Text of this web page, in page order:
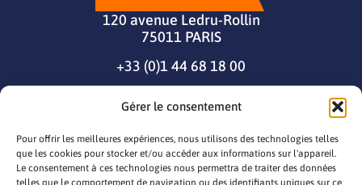
Gérer le consentement
Pour offrir les meilleures expériences, nous utilisons des technologies telles
que les cookies pour stocker et/ou accéder aux informations sur l'appareil.
Le consentement à ces technologies nous permettra de traiter des données
telles que le comportement de navigation ou des identifiants uniques sur ce
120 avenue Ledru-Rollin
75011 PARIS
+33 (0)1 44 68 18 00